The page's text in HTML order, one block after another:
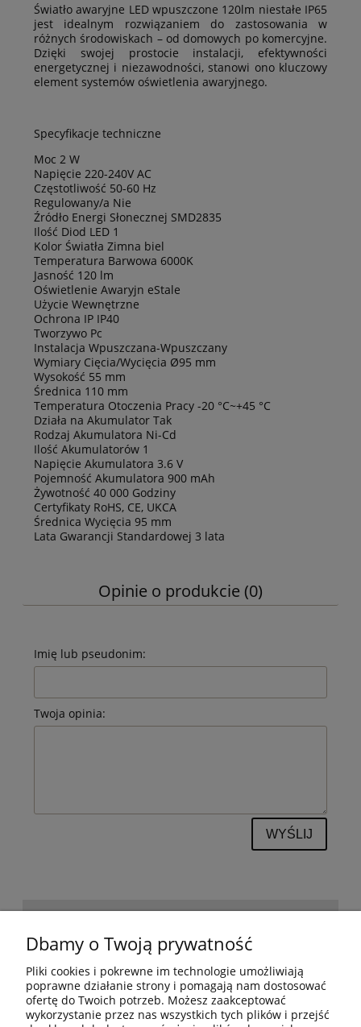
Światło awaryjne LED wpuszczone 120lm niestałe IP65
jest idealnym rozwiązaniem do zastosowania w
różnych środowiskach – od domowych po komercyjne.
Dzięki swojej prostocie instalacji, efektywności
energetycznej i niezawodności, stanowi ono kluczowy
element systemów oświetlenia awaryjnego.
Specyfikacje techniczne
Moc 2 W
Napięcie 220-240V AC
Częstotliwość 50-60 Hz
Regulowany/a Nie
Źródło Energi Słonecznej SMD2835
Ilość Diod LED 1
Kolor Światła Zimna biel
Temperatura Barwowa 6000K
Jasność 120 lm
Oświetlenie Awaryjn eStale
Użycie Wewnętrzne
Ochrona IP IP40
Tworzywo Pc
Instalacja Wpuszczana-Wpuszczany
Wymiary Cięcia/Wycięcia Ø95 mm
Wysokość 55 mm
Średnica 110 mm
Temperatura Otoczenia Pracy -20 °C~+45 °C
Działa na Akumulator Tak
Rodzaj Akumulatora Ni-Cd
Ilość Akumulatorów 1
Napięcie Akumulatora 3.6 V
Pojemność Akumulatora 900 mAh
Żywotność 40 000 Godziny
Certyfikaty RoHS, CE, UKCA
Średnica Wycięcia 95 mm
Lata Gwarancji Standardowej 3 lata
Opinie o produkcie (0)
Imię lub pseudonim:
Twoja opinia:
WYŚLIJ
BESTSELLERY
Dbamy o Twoją prywatność
Pliki cookies i pokrewne im technologie umożliwiają
poprawne działanie strony i pomagają nam dostosować
ofertę do Twoich potrzeb. Możesz zaakceptować
wykorzystanie przez nas wszystkich tych plików i przejść